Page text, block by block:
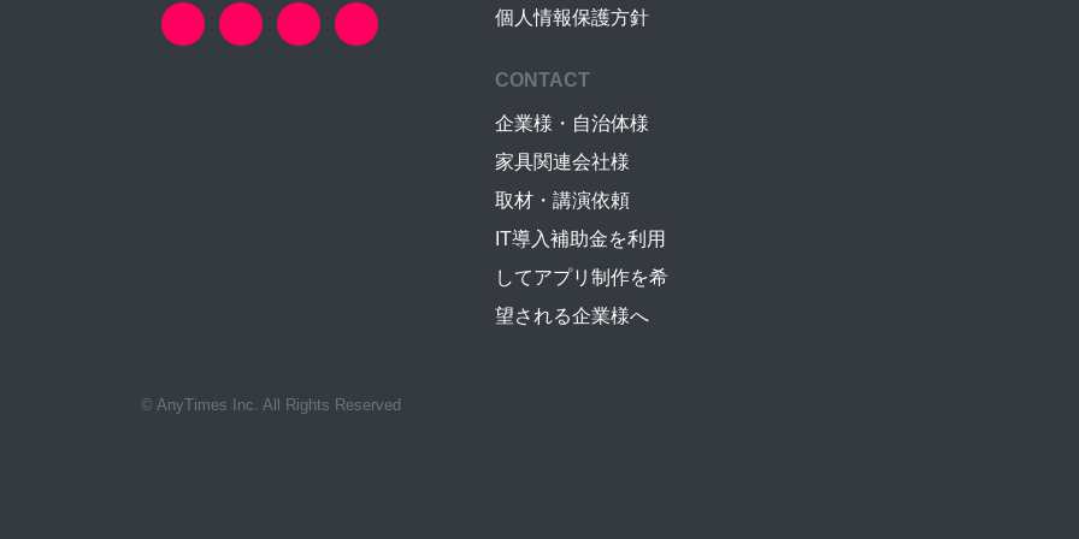
個人情報保護方針
CONTACT
企業様・自治体様
家具関連会社様
取材・講演依頼
IT導入補助金を利用
してアプリ制作を希
望される企業様へ
© AnyTimes Inc. All Rights Reserved